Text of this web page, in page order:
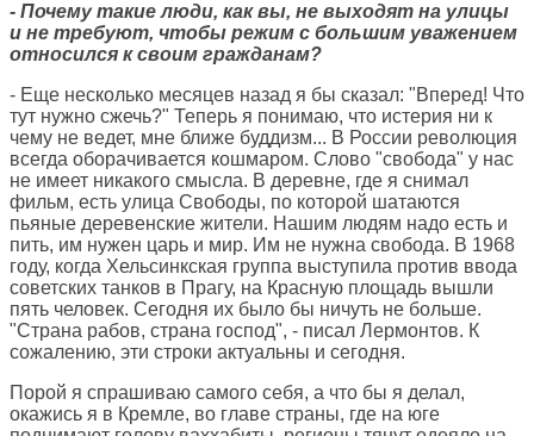
- Почему такие люди, как вы, не выходят на улицы
и не требуют, чтобы режим с большим уважением
относился к своим гражданам?
- Еще несколько месяцев назад я бы сказал: "Вперед! Что
тут нужно сжечь?" Теперь я понимаю, что истерия ни к
чему не ведет, мне ближе буддизм... В России революция
всегда оборачивается кошмаром. Слово "свобода" у нас
не имеет никакого смысла. В деревне, где я снимал
фильм, есть улица Свободы, по которой шатаются
пьяные деревенские жители. Нашим людям надо есть и
пить, им нужен царь и мир. Им не нужна свобода. В 1968
году, когда Хельсинкская группа выступила против ввода
советских танков в Прагу, на Красную площадь вышли
пять человек. Сегодня их было бы ничуть не больше.
"Страна рабов, страна господ", - писал Лермонтов. К
сожалению, эти строки актуальны и сегодня.
Порой я спрашиваю самого себя, а что бы я делал,
окажись я в Кремле, во главе страны, где на юге